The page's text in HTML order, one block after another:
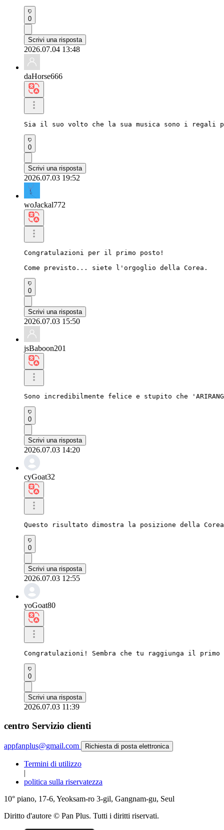
0
Scrivi una risposta
2026.07.04 13:48
daHorse666
Sia il suo volto che la sua musica sono i
0
Scrivi una risposta
2026.07.03 19:52
woJackal772
Congratulazioni per il primo posto!
Come previsto... siete l'orgoglio della Corea.
0
Scrivi una risposta
2026.07.03 15:50
jsBaboon201
Sono incredibilmente felice e stupito che
0
Scrivi una risposta
2026.07.03 14:20
cyGoat32
Questo risultato dimostra la posizione della
0
Scrivi una risposta
2026.07.03 12:55
yoGoat80
Congratulazioni! Sembra che tu raggiunga il
0
Scrivi una risposta
2026.07.03 11:39
centro Servizio clienti
appfanplus@gmail.com Richiesta di posta elettronica
Termini di utilizzo
|
politica sulla riservatezza
10° piano, 17-6, Yeoksam-ro 3-gil, Gangnam-gu, Seul
Diritto d'autore © Pan Plus. Tutti i diritti riservati.